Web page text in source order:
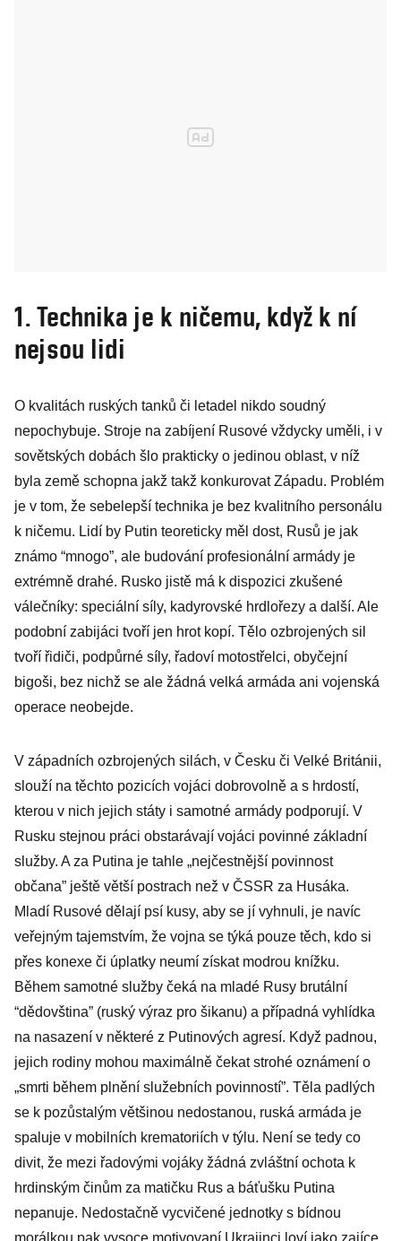
1. Technika je k ničemu, když k ní
nejsou lidi
O kvalitách ruských tanků či letadel nikdo soudný
nepochybuje. Stroje na zabíjení Rusové vždycky uměli, i v
sovětských dobách šlo prakticky o jedinou oblast, v níž
byla země schopna jakž takž konkurovat Západu. Problém
je v tom, že sebelepší technika je bez kvalitního personálu
k ničemu. Lidí by Putin teoreticky měl dost, Rusů je jak
známo “mnogo”, ale budování profesionální armády je
extrémně drahé. Rusko jistě má k dispozici zkušené
válečníky: speciální síly, kadyrovské hrdlořezy a další. Ale
podobní zabijáci tvoří jen hrot kopí. Tělo ozbrojených sil
tvoří řidiči, podpůrné síly, řadoví motostřelci, obyčejní
bigoši, bez nichž se ale žádná velká armáda ani vojenská
operace neobejde.
V západních ozbrojených silách, v Česku či Velké Británii,
slouží na těchto pozicích vojáci dobrovolně a s hrdostí,
kterou v nich jejich státy i samotné armády podporují. V
Rusku stejnou práci obstarávají vojáci povinné základní
služby. A za Putina je tahle „nejčestnější povinnost
občana” ještě větší postrach než v ČSSR za Husáka.
Mladí Rusové dělají psí kusy, aby se jí vyhnuli, je navíc
veřejným tajemstvím, že vojna se týká pouze těch, kdo si
přes konexe či úplatky neumí získat modrou knížku.
Během samotné služby čeká na mladé Rusy brutální
“dědovština” (ruský výraz pro šikanu) a případná vyhlídka
na nasazení v některé z Putinových agresí. Když padnou,
jejich rodiny mohou maximálně čekat strohé oznámení o
„smrti během plnění služebních povinností”. Těla padlých
se k pozůstalým většinou nedostanou, ruská armáda je
spaluje v mobilních krematoriích v týlu. Není se tedy co
divit, že mezi řadovými vojáky žádná zvláštní ochota k
hrdinským činům za matičku Rus a báťušku Putina
nepanuje. Nedostačně vycvičené jednotky s bídnou
morálkou pak vysoce motivovaní Ukrajinci loví jako zajíce.